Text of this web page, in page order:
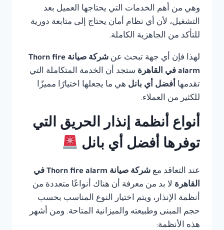
وهي من أهم الخدمات التي يحتاجها العميل بعد
التشغيل، لأن أي نظام أمان يحتاج إلى متابعة دورية
للتأكد من الجاهزية الكاملة.
لهذا فإن أي جهة تبحث عن
شركة صيانة Thorn fire
alarm في القاهرة
ستجد أن الخدمة المتكاملة التي
تقدمها أفضل أي بانل هي ما يجعلها اختيارًا مميزًا
للكثير من العملاء.
أنواع أنظمة إنذار الحريق التي
توفرها أفضل أي بانل
عند التعاقد مع
شركة صيانة Thorn fire alarm في
القاهرة لا بد من معرفة أن هناك أنواعًا متعددة من
أنظمة الإنذار، ويتم اختيار النوع المناسب بحسب
حجم المبنى وطبيعته والميزانية المتاحة. ومن أشهر
هذه الأنظمة: